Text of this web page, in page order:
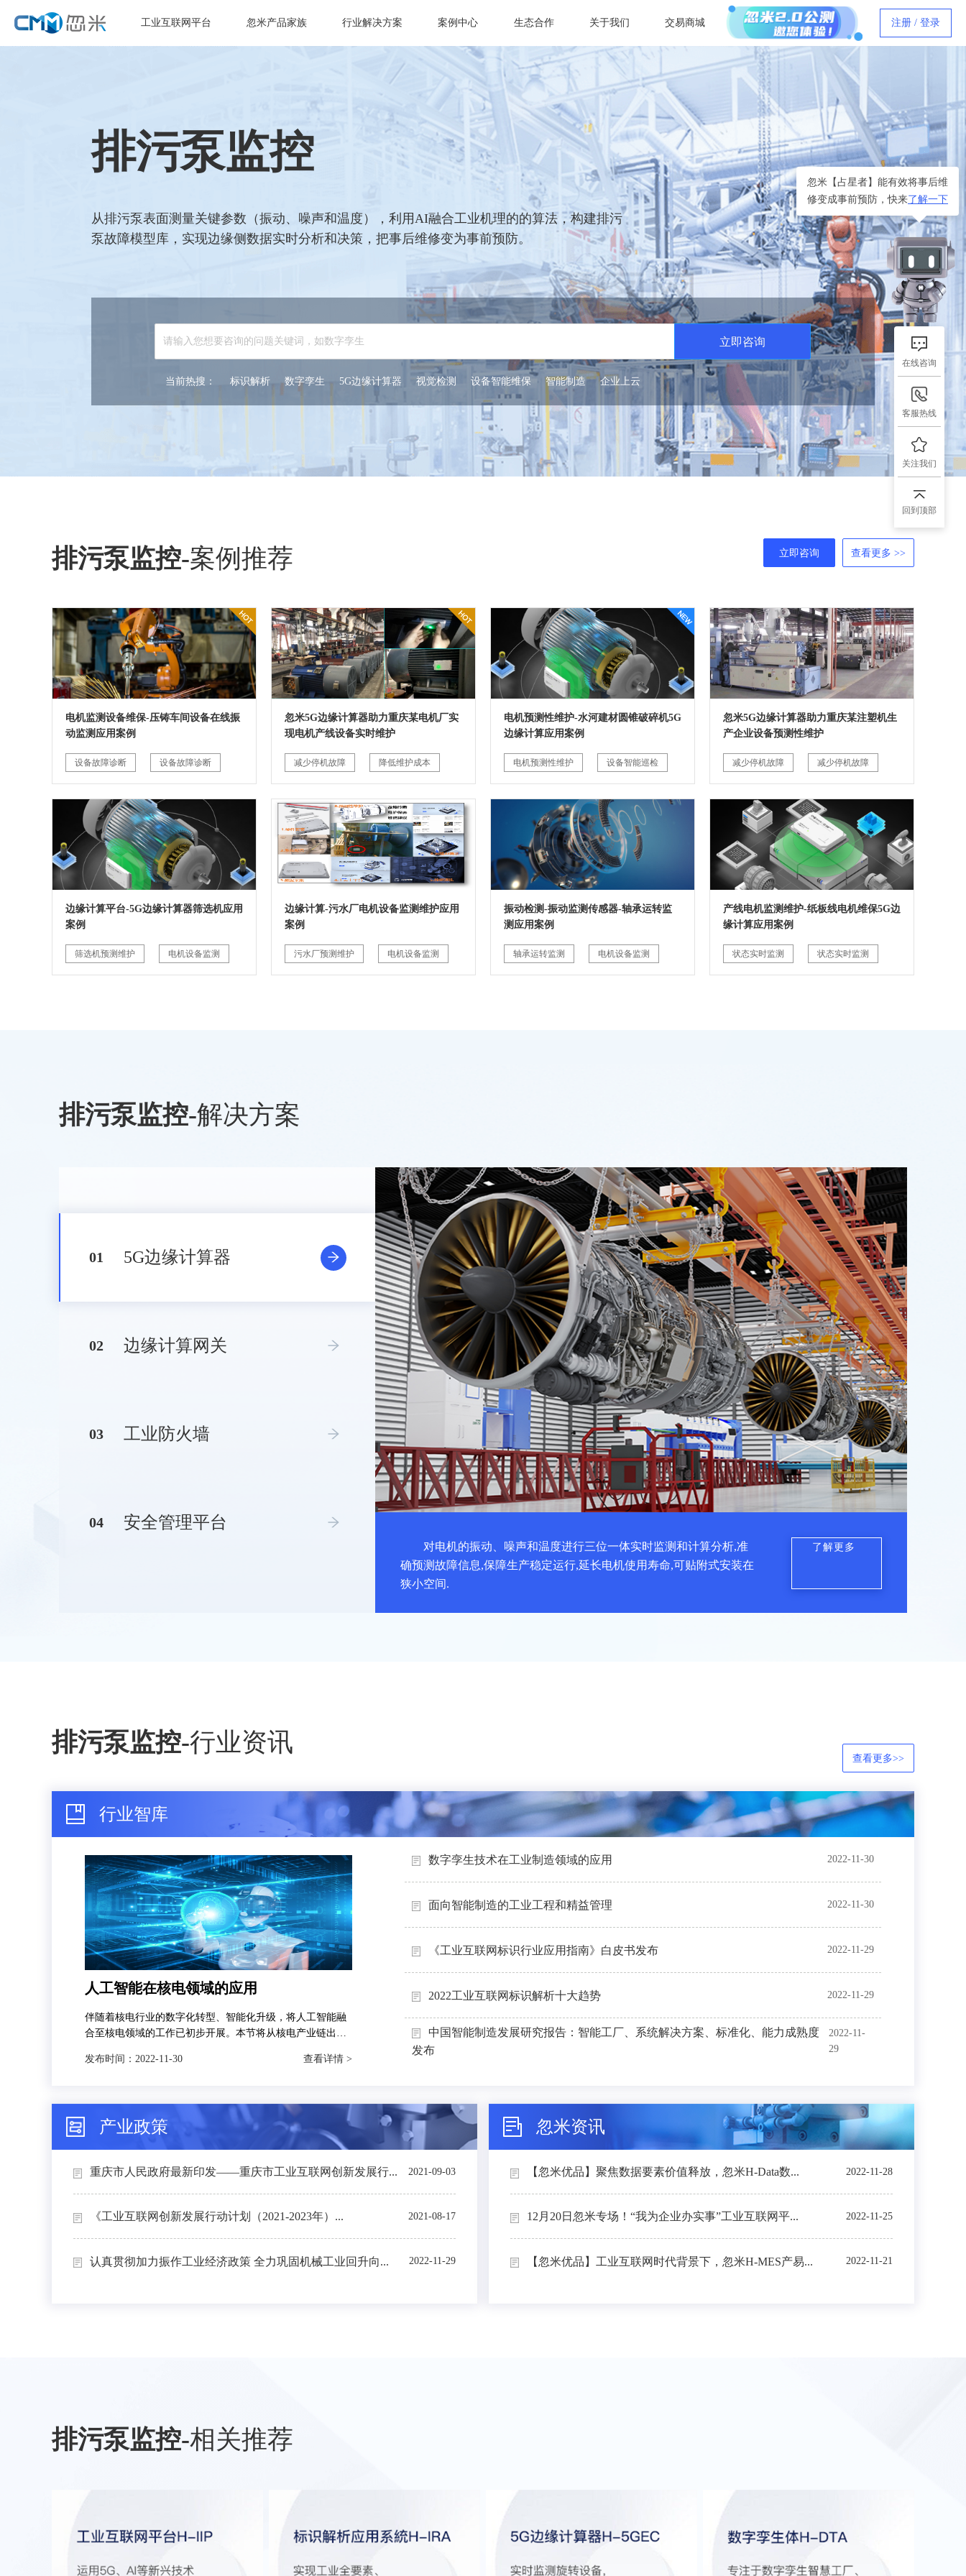
工业互联网平台 忽米产品家族 行业解决方案 案例中心 生态合作 关于我们 交易商城 注册 / 登录
排污泵监控
从排污泵表面测量关键参数（振动、噪声和温度），利用AI融合工业机理的的算法，构建排污
泵故障模型库，实现边缘侧数据实时分析和决策，把事后维修变为事前预防。
立即咨询
当前热搜： 标识解析 数字孪生 5G边缘计算器 视觉检测 设备智能维保 智能制造 企业上云
排污泵监控-案例推荐 立即咨询 查看更多 >>
电机监测设备维保-压铸车间设备在线振
动监测应用案例
设备故障诊断 设备故障诊断
忽米5G边缘计算器助力重庆某电机厂实
现电机产线设备实时维护
减少停机故障 降低维护成本
电机预测性维护-水河建材圆锥破碎机5G
边缘计算应用案例
电机预测性维护 设备智能巡检
忽米5G边缘计算器助力重庆某注塑机生
产企业设备预测性维护
减少停机故障 减少停机故障
边缘计算平台-5G边缘计算器筛选机应用
案例
筛选机预测维护 电机设备监测
边缘计算-污水厂电机设备监测维护应用
案例
污水厂预测维护 电机设备监测
振动检测-振动监测传感器-轴承运转监
测应用案例
轴承运转监测 电机设备监测
产线电机监测维护-纸板线电机维保5G边
缘计算应用案例
状态实时监测 状态实时监测
排污泵监控-解决方案
01 5G边缘计算器
02 边缘计算网关
03 工业防火墙
04 安全管理平台
对电机的振动、噪声和温度进行三位一体实时监测和计算分析,准
确预测故障信息,保障生产稳定运行,延长电机使用寿命,可贴附式安装在
狭小空间.
了解更多
排污泵监控-行业资讯
查看更多>>
行业智库
人工智能在核电领域的应用
伴随着核电行业的数字化转型、智能化升级，将人工智能融
合至核电领域的工作已初步开展。本节将从核电产业链出
和智能运维4个场景下的典型应用进行介绍。
发布时间： 2022-11-30 查看详情 >
数字孪生技术在工业制造领域的应用 2022-11-30
面向智能制造的工业工程和精益管理 2022-11-30
《工业互联网标识行业应用指南》白皮书发布 2022-11-29
2022工业互联网标识解析十大趋势 2022-11-29
中国智能制造发展研究报告：智能工厂、系统解决方案、标准化、能力成熟度
发布
2022-11-
29
产业政策
重庆市人民政府最新印发——重庆市工业互联网创新发展行... 2021-09-03
《工业互联网创新发展行动计划（2021-2023年）... 2021-08-17
认真贯彻加力振作工业经济政策 全力巩固机械工业回升向... 2022-11-29
忽米资讯
【忽米优品】聚焦数据要素价值释放，忽米H-Data数... 2022-11-28
12月20日忽米专场！“我为企业办实事”工业互联网平... 2022-11-25
【忽米优品】工业互联网时代背景下，忽米H-MES产易... 2022-11-21
排污泵监控-相关推荐
忽米【占星者】能有效将事后维
修变成事前预防，快来了解一下
在线咨询
客服热线
关注我们
回到顶部